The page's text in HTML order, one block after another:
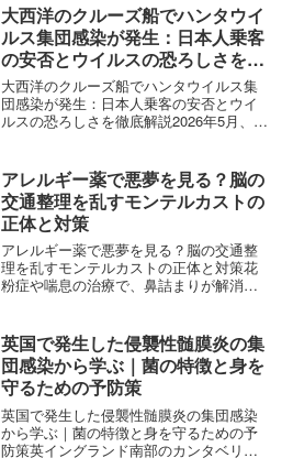
大西洋のクルーズ船でハンタウイ
ルス集団感染が発生：日本人乗客
の安否とウイルスの恐ろしさを徹
底解説
大西洋のクルーズ船でハンタウイルス集
団感染が発生：日本人乗客の安否とウイ
ルスの恐ろしさを徹底解説2026年5月、大
び込んできました。ネズミなどのげっ歯
類を介して感染す...
アレルギー薬で悪夢を見る？脳の
交通整理を乱すモンテルカストの
正体と対策
アレルギー薬で悪夢を見る？脳の交通整
理を乱すモンテルカストの正体と対策花
粉症や喘息の治療で、鼻詰まりが解消さ
「妙にリアルな夢を見るようになった」
「うなされるような悪夢が...
英国で発生した侵襲性髄膜炎の集
団感染から学ぶ｜菌の特徴と身を
守るための予防策
英国で発生した侵襲性髄膜炎の集団感染
から学ぶ｜菌の特徴と身を守るための予
防策英イングランド南部のカンタベリー